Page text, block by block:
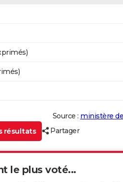
Source : ministère
résultats
Partager
le plus voté...